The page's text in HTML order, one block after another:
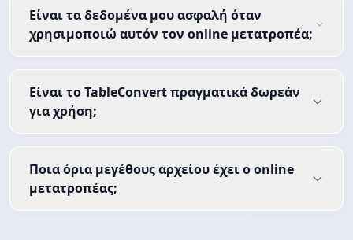
Είναι τα δεδομένα μου ασφαλή όταν
χρησιμοποιώ αυτόν τον online μετατροπέα;
Είναι το TableConvert πραγματικά δωρεάν
για χρήση;
Ποια όρια μεγέθους αρχείου έχει ο online
μετατροπέας;